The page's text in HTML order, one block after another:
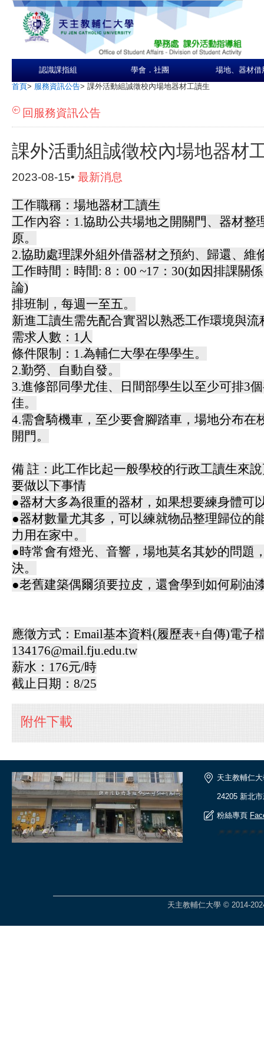
認識課指組 學會．社團 場地、器材借
首頁> 服務資訊公告> 課外活動組誠徵校內場地器材工讀生
回服務資訊公告
課外活動組誠徵校內場地器材
2023-08-15• 最新消息
工作職稱：場地器材工讀生
工作內容：1.協助公共場地之開關門、器材整
原。
2.協助處理課外組外借器材之預約、歸還、維
工作時間：時間: 8：00 ~17：30(如因排課關
論)
排班制，每週一至五。
新進工讀生需先配合實習以熟悉工作環境與流
需求人數：1人
條件限制：1.為輔仁大學在學學生。
2.勤勞、自動自發。
3.進修部同學尤佳、日間部學生以至少可排3
佳。
4.需會騎機車，至少要會腳踏車，場地分布在
開門。
備 註：此工作比起一般學校的行政工讀生來
要做以下事情
●器材大多為很重的器材，如果想要練身體可
●器材數量尤其多，可以練就物品整理歸位的
力用在家中。
●時常會有燈光、音響，場地莫名其妙的問題
決。
●老舊建築偶爾須要拉皮，還會學到如何刷油
應徵方式：Email基本資料(履歷表+自傳)電子
134176@mail.fju.edu.tw
薪水：176元/時
截止日期：8/25
附件下載
天主教輔仁
24205 新北
粉絲專頁
天主教輔仁大學 © 2014-